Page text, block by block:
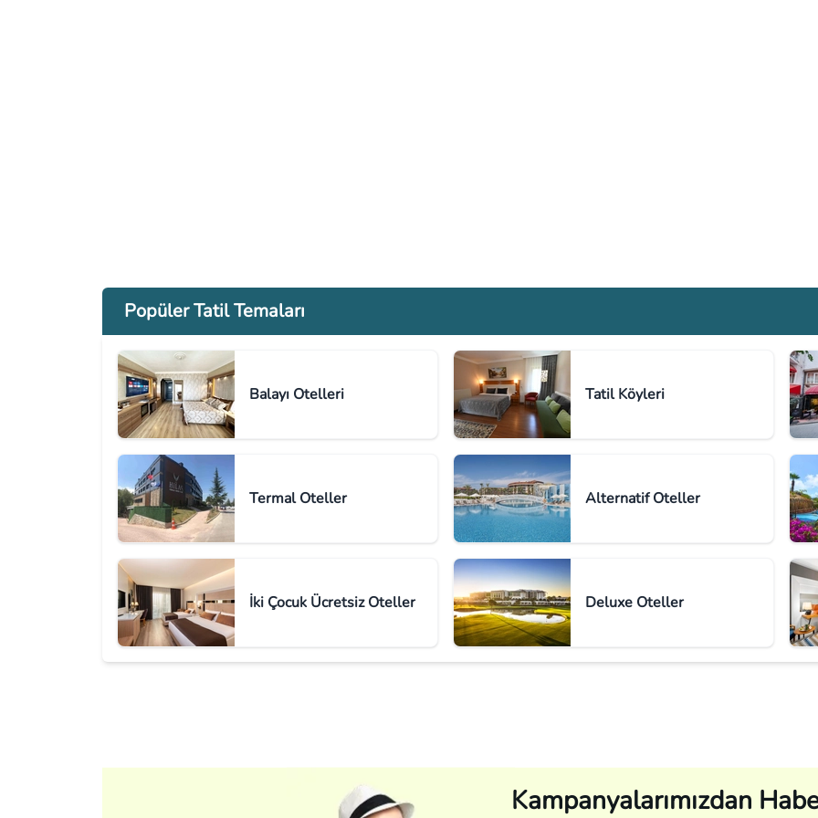
Popüler Tatil Temaları
Balayı Otelleri Tatil Köyleri
Termal Oteller Alternatif Oteller
İki Çocuk Ücretsiz Oteller Deluxe Oteller
Kampanyalarımızdan